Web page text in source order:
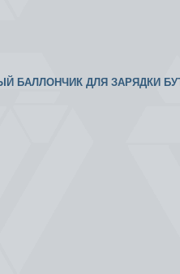
БАЛЛОНЧИК ДЛЯ ЗАРЯДКИ